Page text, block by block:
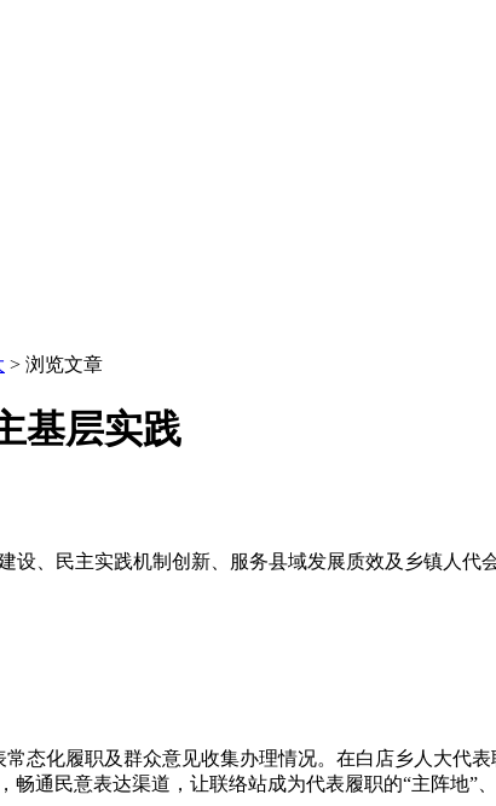
> 浏览文章
基层实践
、民主实践机制创新、服务县域发展质效及乡镇人代
态化履职及群众意见收集办理情况。在白店乡人大代
通民意表达渠道，让联络站成为代表履职的“主阵地”、